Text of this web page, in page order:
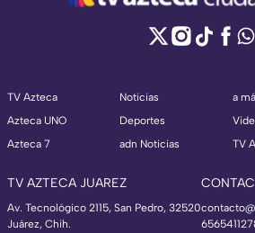
TV Azteca
Azteca UNO
Azteca 7
Noticias
Deportes
adn Noticias
a
TV
TV AZTECA JUAREZ
Av. Tecnológico 2115, San Pedro, 32520
Juárez, Chih.